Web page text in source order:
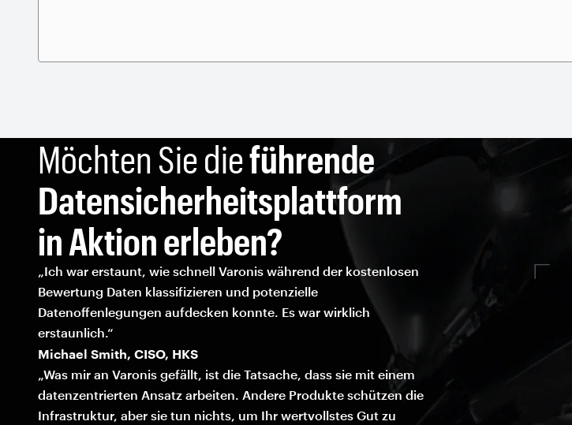
Möchten Sie dieführende
Datensicherheitsplattform
in Aktion erleben?
„Ich war erstaunt, wie schnell Varonis während der kostenlosen
Bewertung Daten klassifizieren und potenzielle
Datenoffenlegungen aufdecken konnte. Es war wirklich
erstaunlich.“
Michael Smith, CISO, HKS
„Was mir an Varonis gefällt, ist die Tatsache, dass sie mit einem
datenzentrierten Ansatz arbeiten. Andere Produkte schützen die
Infrastruktur, aber sie tun nichts, um Ihr wertvollstes Gut zu